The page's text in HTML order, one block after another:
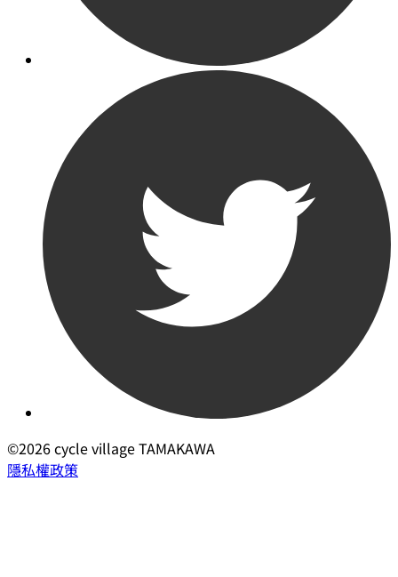
©2026 cycle village TAMAKAWA
隱私權政策